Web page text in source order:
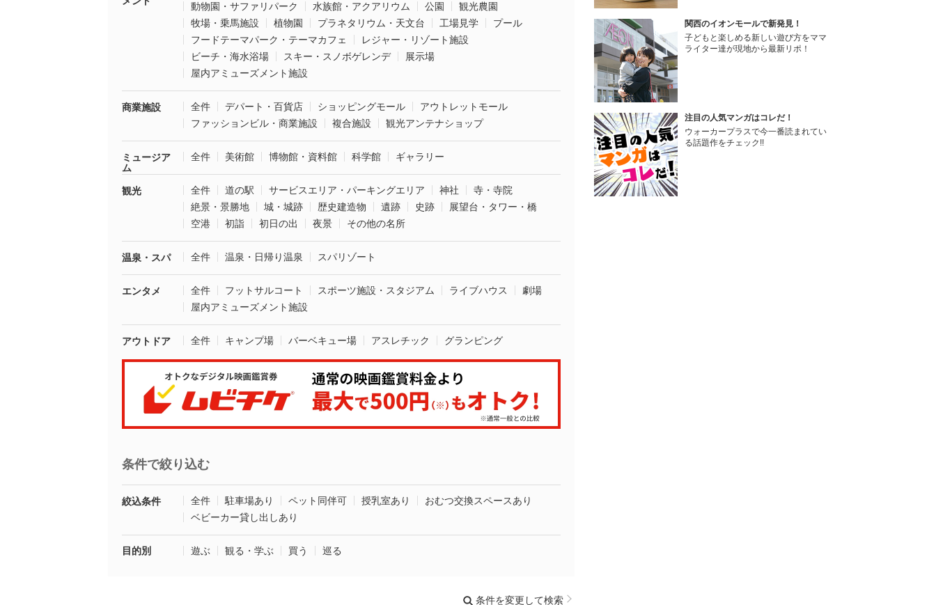
動物園・サファリパーク
水族館・アクアリウム 公園
観光農園
牧場・乗馬施設
植物園 プラネタリウム・天文台 工場見学
プール
フードテーマパーク・テーマカフェ
レジャー・リゾート施設
ビーチ・海水浴場
スキー・スノボゲレンデ
展示場
屋内アミューズメント施設
商業施設 全件 デパート・百貨店 ショッピングモール
アウトレットモール
ファッションビル・商業施設
複合施設 観光アンテナショップ
ミュージア
ム
全件 美術館 博物館・資料館 科学館 ギャラリー
観光 全件 道の駅 サービスエリア・パーキングエリア 神社
寺・寺院
絶景・景勝地
城・城跡 歴史建造物 遺跡 史跡
展望台・タワー・橋
空港
初詣 初日の出 夜景 その他の名所
温泉・スパ 全件 温泉・日帰り温泉 スパリゾート
エンタメ 全件 フットサルコート スポーツ施設・スタジアム ライブハウス
劇場
屋内アミューズメント施設
アウトドア 全件 キャンプ場 バーベキュー場 アスレチック グランピング
条件で絞り込む
絞込条件 全件 駐車場あり ペット同伴可 授乳室あり
おむつ交換スペースあり
ベビーカー貸し出しあり
目的別 遊ぶ 観る・学ぶ 買う 巡る
条件を変更して検索
関西のイオンモールで新発見！
子どもと楽しめる新しい遊び方をママ
ライター達が現地から最新リポ！
注目の人気マンガはコレだ！
ウォーカープラスで今一番読まれてい
る話題作をチェック!!